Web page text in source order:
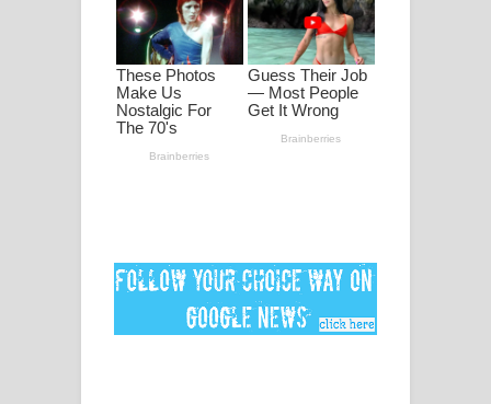
MANAMALA KATHA Song Lyrics -
මනමාල කතා ගීතයේ පද පෙළ
Dai Dai Lyrics - Shakira, Burna Boy |
අම්මා ගීතයේ පද පෙළ
Gemak Deela Song Lyrics - ගේමක් දීලා